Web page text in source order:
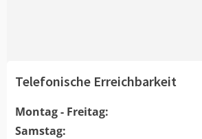
Telefonische Erreichbarkeit
Montag - Freitag:
Samstag: